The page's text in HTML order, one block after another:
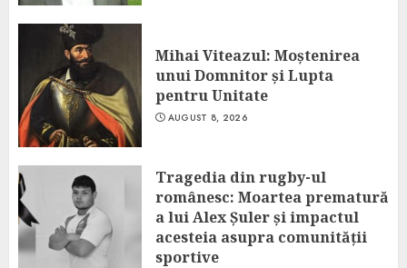
Mihai Viteazul: Moștenirea
unui Domnitor și Lupta
pentru Unitate
AUGUST 8, 2026
Tragedia din rugby-ul
românesc: Moartea prematură
a lui Alex Șuler și impactul
acesteia asupra comunității
sportive